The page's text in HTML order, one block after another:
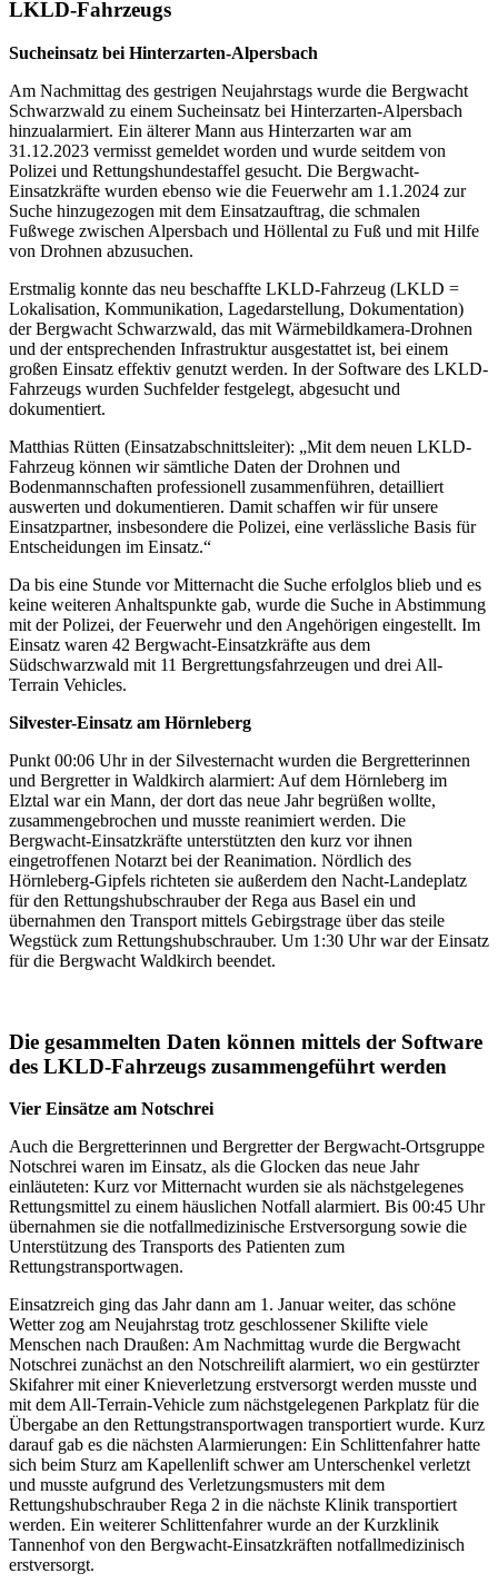
LKLD-Fahrzeugs
Sucheinsatz bei Hinterzarten-Alpersbach
Am Nachmittag des gestrigen Neujahrstags wurde die Bergwacht
Schwarzwald zu einem Sucheinsatz bei Hinterzarten-Alpersbach
hinzualarmiert. Ein älterer Mann aus Hinterzarten war am
31.12.2023 vermisst gemeldet worden und wurde seitdem von
Polizei und Rettungshundestaffel gesucht. Die Bergwacht-
Einsatzkräfte wurden ebenso wie die Feuerwehr am 1.1.2024 zur
Suche hinzugezogen mit dem Einsatzauftrag, die schmalen
Fußwege zwischen Alpersbach und Höllental zu Fuß und mit Hilfe
von Drohnen abzusuchen.
Erstmalig konnte das neu beschaffte LKLD-Fahrzeug (LKLD =
Lokalisation, Kommunikation, Lagedarstellung, Dokumentation)
der Bergwacht Schwarzwald, das mit Wärmebildkamera-Drohnen
und der entsprechenden Infrastruktur ausgestattet ist, bei einem
großen Einsatz effektiv genutzt werden. In der Software des LKLD-
Fahrzeugs wurden Suchfelder festgelegt, abgesucht und
dokumentiert.
Matthias Rütten (Einsatzabschnittsleiter): „Mit dem neuen LKLD-
Fahrzeug können wir sämtliche Daten der Drohnen und
Bodenmannschaften professionell zusammenführen, detailliert
auswerten und dokumentieren. Damit schaffen wir für unsere
Einsatzpartner, insbesondere die Polizei, eine verlässliche Basis für
Entscheidungen im Einsatz.“
Da bis eine Stunde vor Mitternacht die Suche erfolglos blieb und es
keine weiteren Anhaltspunkte gab, wurde die Suche in Abstimmung
mit der Polizei, der Feuerwehr und den Angehörigen eingestellt. Im
Einsatz waren 42 Bergwacht-Einsatzkräfte aus dem
Südschwarzwald mit 11 Bergrettungsfahrzeugen und drei All-
Terrain Vehicles.
Silvester-Einsatz am Hörnleberg
Punkt 00:06 Uhr in der Silvesternacht wurden die Bergretterinnen
und Bergretter in Waldkirch alarmiert: Auf dem Hörnleberg im
Elztal war ein Mann, der dort das neue Jahr begrüßen wollte,
zusammengebrochen und musste reanimiert werden. Die
Bergwacht-Einsatzkräfte unterstützten den kurz vor ihnen
eingetroffenen Notarzt bei der Reanimation. Nördlich des
Hörnleberg-Gipfels richteten sie außerdem den Nacht-Landeplatz
für den Rettungshubschrauber der Rega aus Basel ein und
übernahmen den Transport mittels Gebirgstrage über das steile
Wegstück zum Rettungshubschrauber. Um 1:30 Uhr war der Einsatz
für die Bergwacht Waldkirch beendet.
Die gesammelten Daten können mittels der Software
des LKLD-Fahrzeugs zusammengeführt werden
Vier Einsätze am Notschrei
Auch die Bergretterinnen und Bergretter der Bergwacht-Ortsgruppe
Notschrei waren im Einsatz, als die Glocken das neue Jahr
einläuteten: Kurz vor Mitternacht wurden sie als nächstgelegenes
Rettungsmittel zu einem häuslichen Notfall alarmiert. Bis 00:45 Uhr
übernahmen sie die notfallmedizinische Erstversorgung sowie die
Unterstützung des Transports des Patienten zum
Rettungstransportwagen.
Einsatzreich ging das Jahr dann am 1. Januar weiter, das schöne
Wetter zog am Neujahrstag trotz geschlossener Skilifte viele
Menschen nach Draußen: Am Nachmittag wurde die Bergwacht
Notschrei zunächst an den Notschreilift alarmiert, wo ein gestürzter
Skifahrer mit einer Knieverletzung erstversorgt werden musste und
mit dem All-Terrain-Vehicle zum nächstgelegenen Parkplatz für die
Übergabe an den Rettungstransportwagen transportiert wurde. Kurz
darauf gab es die nächsten Alarmierungen: Ein Schlittenfahrer hatte
sich beim Sturz am Kapellenlift schwer am Unterschenkel verletzt
und musste aufgrund des Verletzungsmusters mit dem
Rettungshubschrauber Rega 2 in die nächste Klinik transportiert
werden. Ein weiterer Schlittenfahrer wurde an der Kurzklinik
Tannenhof von den Bergwacht-Einsatzkräften notfallmedizinisch
erstversorgt.